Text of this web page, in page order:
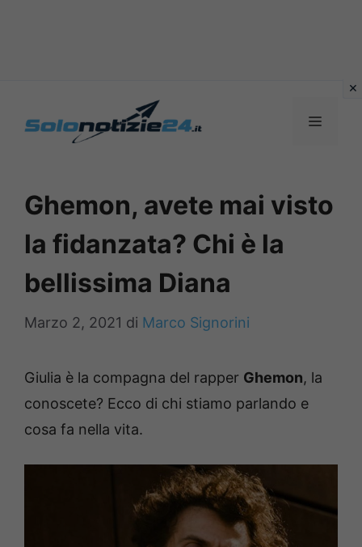
MENU
Ghemon, avete mai visto
la fidanzata? Chi è la
bellissima Diana
Marzo 2, 2021 di Marco Signorini
Giulia è la compagna del rapper Ghemon, la
conoscete? Ecco di chi stiamo parlando e
cosa fa nella vita.